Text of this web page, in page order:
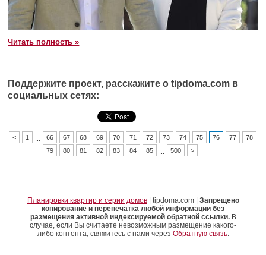
Читать полность »
Поддержите проект, расскажите о tipdoma.com в
социальных сетях:
< 1 66 67 68 69 70 71 72 73 74 75 76 77
78
79
80 81 82 83 84 85 500 >
Планировки квартир и серии домов| tipdoma.com | Запрещено
копирование и перепечатка любой информации без
размещения активной индексируемой обратной ссылки.В
случае, если Вы считаете невозможным размещение какого-
либо контента, свяжитесь с нами через Обратную связь.